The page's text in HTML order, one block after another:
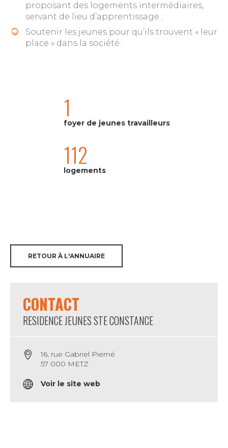
RETOUR À L'ANNUAIRE
CONTACT
RESIDENCE JEUNES STE CONSTANCE
16, rue Gabriel Pierné
57 000 METZ
Voir le site web
proposant des logements intermédiaires,
servant de lieu d’apprentissage ;
Soutenir les jeunes pour qu’ils trouvent « leur
place » dans la société.
1
foyer de jeunes travailleurs
112
logements